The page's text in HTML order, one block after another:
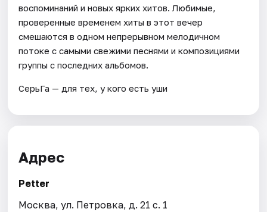
воспоминаний и новых ярких хитов. Любимые,
проверенные временем хиты в этот вечер
смешаются в одном непрерывном мелодичном
потоке с самыми свежими песнями и композициями
группы с последних альбомов.
СерьГа — для тех, у кого есть уши
Адрес
Petter
Москва, ул. Петровка, д. 21 с. 1